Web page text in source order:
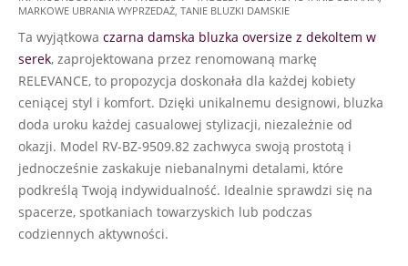
09-
05
MARKOWE UBRANIA WYPRZEDAŻ, TANIE BLUZKI DAMSKIE
Ta wyjątkowa czarna damska bluzka oversize z dekoltem w
serek, zaprojektowana przez renomowaną markę
RELEVANCE, to propozycja doskonała dla każdej kobiety
ceniącej styl i komfort. Dzięki unikalnemu designowi, bluzka
doda uroku każdej casualowej stylizacji, niezależnie od
okazji. Model RV-BZ-9509.82 zachwyca swoją prostotą i
jednocześnie zaskakuje niebanalnymi detalami, które
podkreślą Twoją indywidualność. Idealnie sprawdzi się na
spacerze, spotkaniach towarzyskich lub podczas
codziennych aktywności.